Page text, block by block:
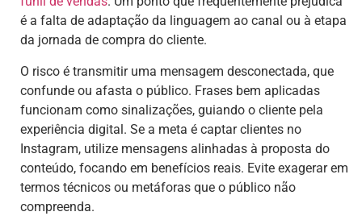
é a falta de adaptação da linguagem ao canal ou à etapa
da jornada de compra do cliente.
O risco é transmitir uma mensagem desconectada, que
confunde ou afasta o público. Frases bem aplicadas
funcionam como sinalizações, guiando o cliente pela
experiência digital. Se a meta é captar clientes no
Instagram, utilize mensagens alinhadas à proposta do
conteúdo, focando em benefícios reais. Evite exagerar em
termos técnicos ou metáforas que o público não
compreenda.